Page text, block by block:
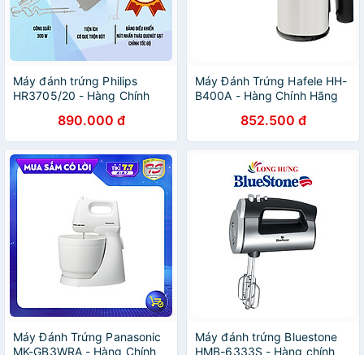
Máy đánh trứng Philips
HR3705/20 - Hàng Chính
890.000 đ
Máy Đánh Trứng Hafele HH-
B400A - Hàng Chính Hãng
852.500 đ
Máy Đánh Trứng Panasonic
MK-GB3WRA - Hàng Chính
Máy đánh trứng Bluestone
HMB-6333S - Hàng chính